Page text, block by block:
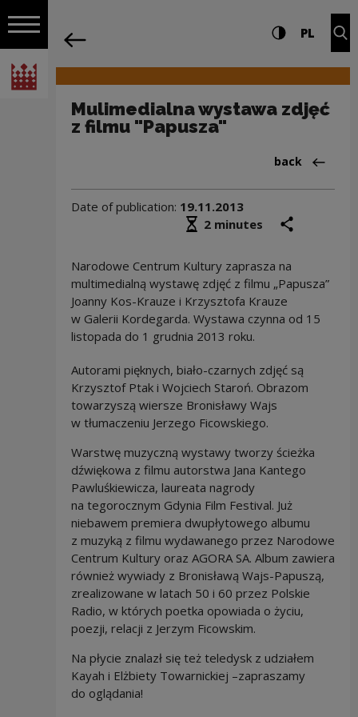
Open navigation
National Centre for Culture Poland
Navigation Settings and search
High contrast
PL
Mulimedialna wystawa zdjęć
z filmu "Papusza"
Back
back
Date of publication: 19.11.2013
Średni czas czytania
2 minutes
Narodowe Centrum Kultury zaprasza na
multimedialną wystawę zdjęć z filmu „Papusza”
Joanny Kos-Krauze i Krzysztofa Krauze
w Galerii Kordegarda. Wystawa czynna od 15
listopada do 1 grudnia 2013 roku.
Autorami pięknych, biało-czarnych zdjęć są
Krzysztof Ptak i Wojciech Staroń. Obrazom
towarzyszą wiersze Bronisławy Wajs
w tłumaczeniu Jerzego Ficowskiego.
Warstwę muzyczną wystawy tworzy ścieżka
dźwiękowa z filmu autorstwa Jana Kantego
Pawluśkiewicza, laureata nagrody
na tegorocznym Gdynia Film Festival. Już
niebawem premiera dwupłytowego albumu
z muzyką z filmu wydawanego przez Narodowe
Centrum Kultury oraz AGORA SA. Album zawiera
również wywiady z Bronisławą Wajs-Papuszą,
zrealizowane w latach 50 i 60 przez Polskie
Radio, w których poetka opowiada o życiu,
poezji, relacji z Jerzym Ficowskim.
Na płycie znalazł się też teledysk z udziałem
Kayah i Elżbiety Towarnickiej –zapraszamy
do oglądania!